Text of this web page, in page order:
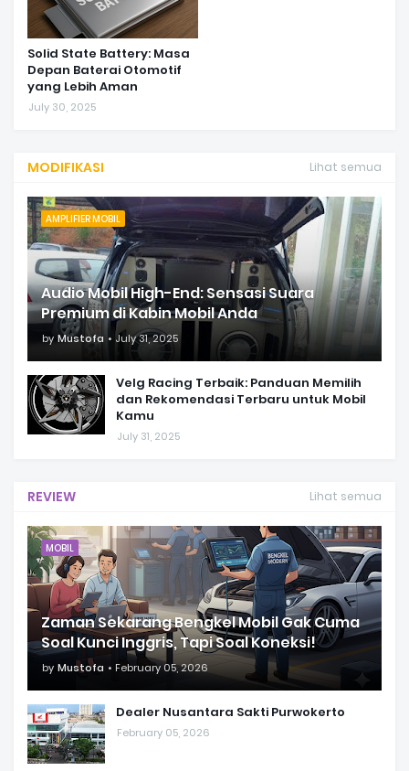
Solid State Battery: Masa
Depan Baterai Otomotif
yang Lebih Aman
July 30, 2025
MODIFIKASI Lihat semua
AMPLIFIER MOBIL
Audio Mobil High-End: Sensasi Suara
Premium di Kabin Mobil Anda
by Mustofa July 31, 2025
Velg Racing Terbaik: Panduan Memilih
dan Rekomendasi Terbaru untuk Mobil
Kamu
July 31, 2025
REVIEW Lihat semua
MOBIL
Zaman Sekarang Bengkel Mobil Gak Cuma
Soal Kunci Inggris, Tapi Soal Koneksi!
by Mustofa February 05, 2026
Dealer Nusantara Sakti Purwokerto
February 05, 2026